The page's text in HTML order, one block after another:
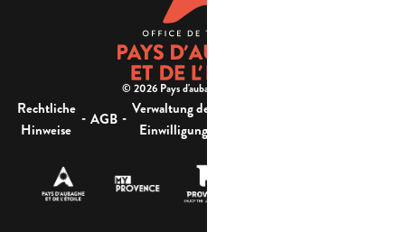
© 2026 Pays d'aubagne et de l'étoile -
Rechtliche
Hinweise
- AGB - Verwaltung der
Einwilligung